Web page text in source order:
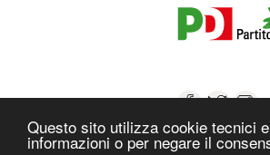
Questo sito utilizza cookie tecnici
informazioni o per negare il